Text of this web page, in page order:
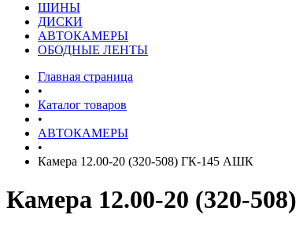
ШИНЫ
ДИСКИ
АВТОКАМЕРЫ
ОБОДНЫЕ ЛЕНТЫ
Главная страница
•
Каталог товаров
•
АВТОКАМЕРЫ
•
Камера 12.00-20 (320-508) ГК-145 АШК
Камера 12.00-20 (320-